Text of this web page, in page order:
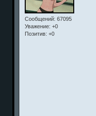
Сообщений: 67095
Уважение: +0
Позитив: +0